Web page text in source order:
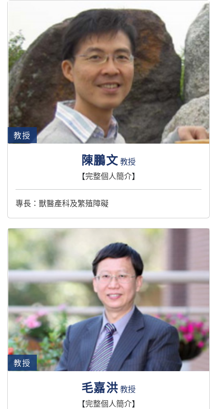
教授
陳鵬文 教授
【完整個人簡介】
專長：獸醫產科及繁殖障礙
教授
毛嘉洪 教授
【完整個人簡介】